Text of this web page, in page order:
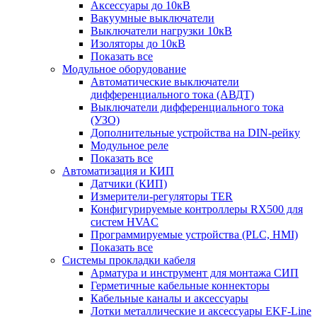
Аксессуары до 10кВ
Вакуумные выключатели
Выключатели нагрузки 10кВ
Изоляторы до 10кВ
Показать все
Модульное оборудование
Автоматические выключатели
дифференциального тока (АВДТ)
Выключатели дифференциального тока
(УЗО)
Дополнительные устройства на DIN-рейку
Модульное реле
Показать все
Автоматизация и КИП
Датчики (КИП)
Измерители-регуляторы TER
Конфигурируемые контроллеры RX500 для
систем HVAC
Программируемые устройства (PLC, HMI)
Показать все
Системы прокладки кабеля
Арматура и инструмент для монтажа СИП
Герметичные кабельные коннекторы
Кабельные каналы и аксессуары
Лотки металлические и аксессуары EKF-Line